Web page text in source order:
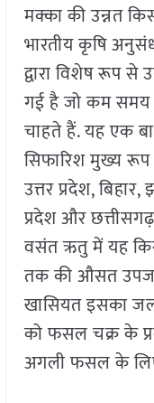
मक्का की उन्नत
भारतीय कृषि
द्वारा विशेष रूप
गई है जो कम समय
चाहते हैं. यह एक
सिफारिश मुख्य रूप
उत्तर प्रदेश,
प्रदेश और
वसंत ऋतु में यह
तक की औसत उपज
खासियत इसका
को फसल चक्र के
अगली फसल के